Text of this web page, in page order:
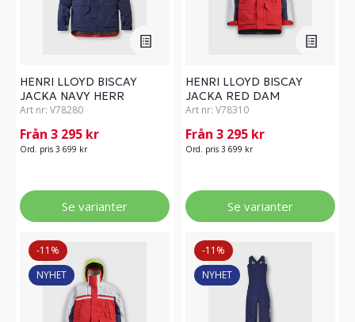
HENRI LLOYD BISCAY
JACKA NAVY HERR
Art nr: V78280
Från 3 295 kr
Ord. pris 3 699 kr
Se varianter
HENRI LLOYD BISCAY
JACKA RED DAM
Art nr: V78310
Från 3 295 kr
Ord. pris 3 699 kr
Se varianter
-11%
NYHET
-11%
NYHET